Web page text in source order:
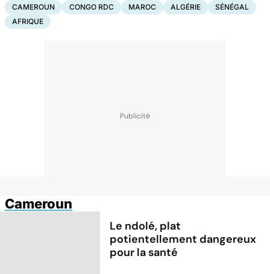
CAMEROUN CONGO RDC MAROC ALGÉRIE
SÉNÉGAL
AFRIQUE
Cameroun
Le ndolé, plat
potientellement dangereux
pour la santé